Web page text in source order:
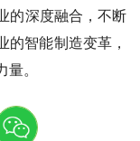
的深度融合，不断
智能制造变革，
。